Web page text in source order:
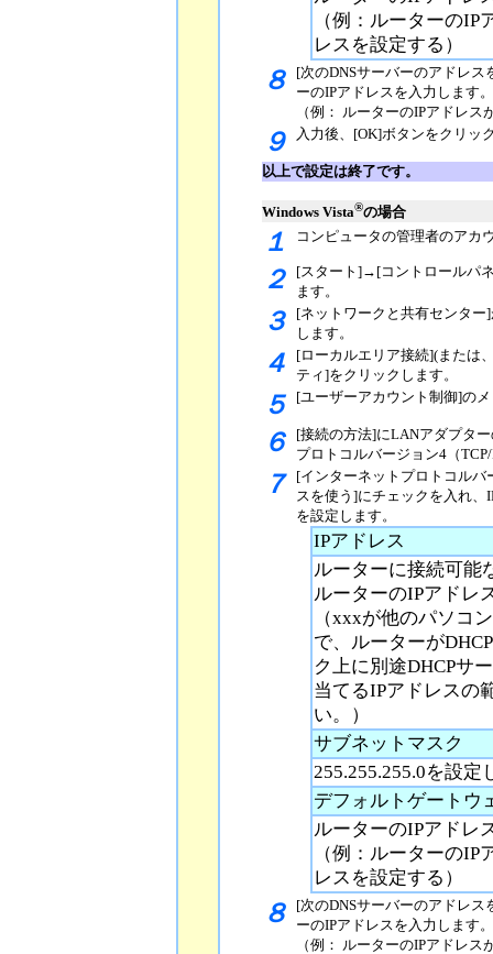
（例：ルーターのIP
レスを設定する）
８
[次のDNSサーバーのアドレ
ーのIPアドレスを入力します。
（例： ルーターのIPアドレ
９ 入力後、[OK]ボタンをクリッ
以上で設定は終了です。
Windows Vista®の場合
１ コンピュータの管理者のアカ
２
[スタート]→[コントロールパ
ます。
３
[ネットワークと共有センタ
します。
４
[ローカルエリア接続](または
ティ]をクリックします。
５ [ユーザーアカウント制御]の
６
[接続の方法]にLANアダプタ
プロトコルバージョン4（
７ [インターネットプロトコルバ
スを使う]にチェックを入れ
を設定します。
IPアドレス
ルーターに接続可能
ルーターのIPアドレ
（xxxが他のパソコ
で、ルーターが
ク上に別途DHCPサ
当てるIPアドレスの
い。）
サブネットマスク
255.255.255.0を設定
デフォルトゲートウ
ルーターのIPアドレ
（例：ルーターのIP
レスを設定する）
８
[次のDNSサーバーのアドレ
ーのIPアドレスを入力します。
（例： ルーターのIPアドレ